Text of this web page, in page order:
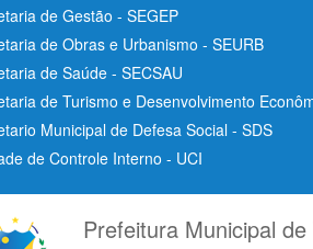
de Gestão - SEGEP
de Obras e Urbanismo - SEURB
de Saúde - SECSAU
de Turismo e Desenvolvimento
Municipal de Defesa Social - SDS
de Controle Interno - UCI
Prefeitura Municipal